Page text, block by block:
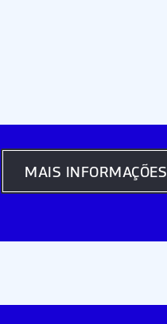
MAIS INFORMAÇÕES